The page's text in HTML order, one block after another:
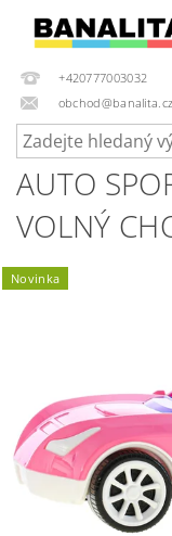
+420777003032
obchod@banalita.cz
AUTO
VOLNÝ
Novinka